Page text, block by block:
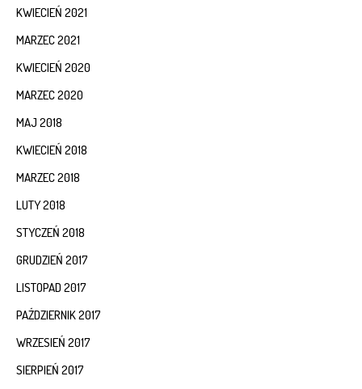
KWIECIEŃ 2021
MARZEC 2021
KWIECIEŃ 2020
MARZEC 2020
MAJ 2018
KWIECIEŃ 2018
MARZEC 2018
LUTY 2018
STYCZEŃ 2018
GRUDZIEŃ 2017
LISTOPAD 2017
PAŹDZIERNIK 2017
WRZESIEŃ 2017
SIERPIEŃ 2017